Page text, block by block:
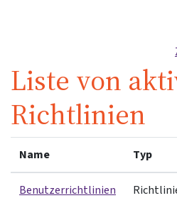
Liste von
Richtlinien
Name Typ
Benutzerrichtlinien